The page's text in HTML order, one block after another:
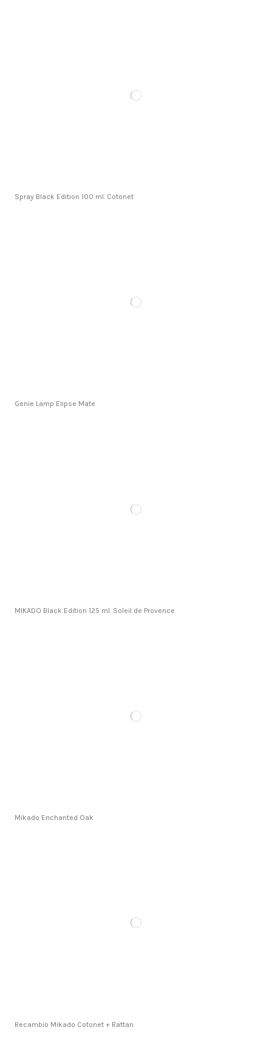
Spray Black Edition 100 ml. Cotonet
Genie Lamp Elipse Mate
MIKADO Black Edition 125 ml. Soleil de Provence
Mikado Enchanted Oak
Recambio Mikado Cotonet + Rattan